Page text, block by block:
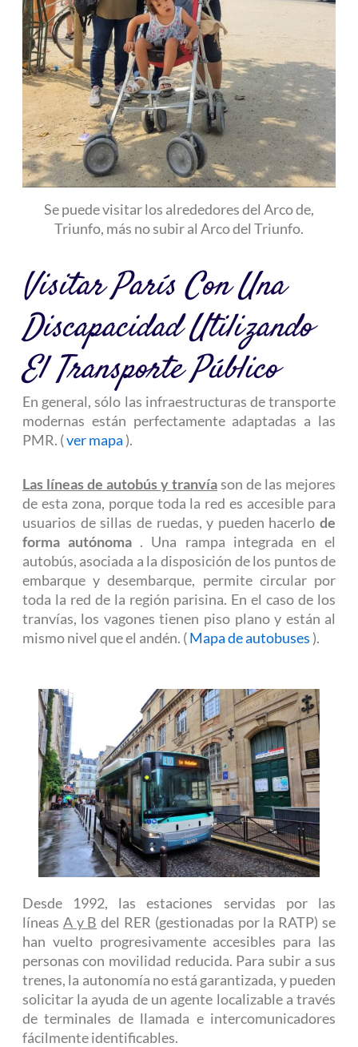
Se puede visitar los alrededores del Arco de,
Triunfo, más no subir al Arco del Triunfo.
Visitar París Con Una
Discapacidad Utilizando
El Transporte Público
En general, sólo las infraestructuras de transporte
modernas están perfectamente adaptadas a las
PMR. (ver mapa ).
Las líneas de autobús y tranvíason de las mejores
de esta zona, porque toda la red es accesible para
usuarios de sillas de ruedas, y pueden hacerlode
forma autónoma . Una rampa integrada en el
autobús, asociada a la disposición de los puntos de
embarque y desembarque, permite circular por
toda la red de la región parisina. En el caso de los
tranvías, los vagones tienen piso plano y están al
mismo nivel que el andén. (Mapa de autobuses ).
Desde 1992, las estaciones servidas por las
líneas A y B del RER (gestionadas por la RATP) se
han vuelto progresivamente accesibles para las
personas con movilidad reducida. Para subir a sus
trenes, la autonomía no está garantizada, y pueden
solicitar la ayuda de un agente localizable a través
de terminales de llamada e intercomunicadores
fácilmente identificables.